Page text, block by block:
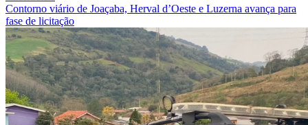
Contorno viário de Joaçaba, Herval d’Oeste e Luzerna avança para
fase de licitação